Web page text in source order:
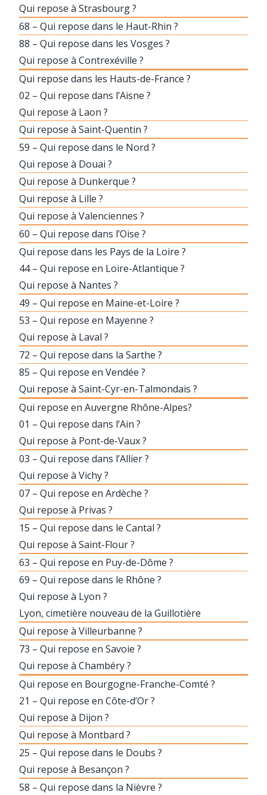
Qui repose à Strasbourg ?
68 – Qui repose dans le Haut-Rhin ?
88 – Qui repose dans les Vosges ?
Qui repose à Contrexéville ?
Qui repose dans les Hauts-de-France ?
02 – Qui repose dans l’Aisne ?
Qui repose à Laon ?
Qui repose à Saint-Quentin ?
59 – Qui repose dans le Nord ?
Qui repose à Douai ?
Qui repose à Dunkerque ?
Qui repose à Lille ?
Qui repose à Valenciennes ?
60 – Qui repose dans l’Oise ?
Qui repose dans les Pays de la Loire ?
44 – Qui repose en Loire-Atlantique ?
Qui repose à Nantes ?
49 – Qui repose en Maine-et-Loire ?
53 – Qui repose en Mayenne ?
Qui repose à Laval ?
72 – Qui repose dans la Sarthe ?
85 – Qui repose en Vendée ?
Qui repose à Saint-Cyr-en-Talmondais ?
Qui repose en Auvergne Rhône-Alpes?
01 – Qui repose dans l’Ain ?
Qui repose à Pont-de-Vaux ?
03 – Qui repose dans l’Allier ?
Qui repose à Vichy ?
07 – Qui repose en Ardèche ?
Qui repose à Privas ?
15 – Qui repose dans le Cantal ?
Qui repose à Saint-Flour ?
63 – Qui repose en Puy-de-Dôme ?
69 – Qui repose dans le Rhône ?
Qui repose à Lyon ?
Lyon, cimetière nouveau de la Guillotière
Qui repose à Villeurbanne ?
73 – Qui repose en Savoie ?
Qui repose à Chambéry ?
Qui repose en Bourgogne-Franche-Comté ?
21 – Qui repose en Côte-d’Or ?
Qui repose à Dijon ?
Qui repose à Montbard ?
25 – Qui repose dans le Doubs ?
Qui repose à Besançon ?
58 – Qui repose dans la Nièvre ?